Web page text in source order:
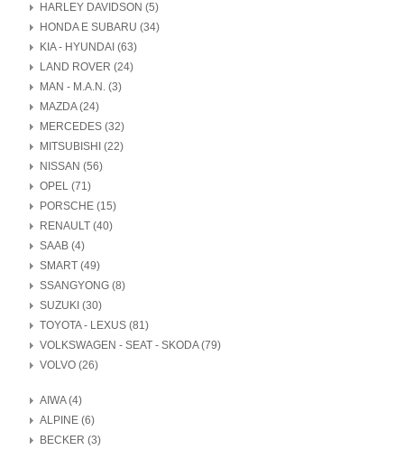
HARLEY DAVIDSON (5)
HONDA E SUBARU (34)
KIA - HYUNDAI (63)
LAND ROVER (24)
MAN - M.A.N. (3)
MAZDA (24)
MERCEDES (32)
MITSUBISHI (22)
NISSAN (56)
OPEL (71)
PORSCHE (15)
RENAULT (40)
SAAB (4)
SMART (49)
SSANGYONG (8)
SUZUKI (30)
TOYOTA - LEXUS (81)
VOLKSWAGEN - SEAT - SKODA (79)
VOLVO (26)
AIWA (4)
ALPINE (6)
BECKER (3)